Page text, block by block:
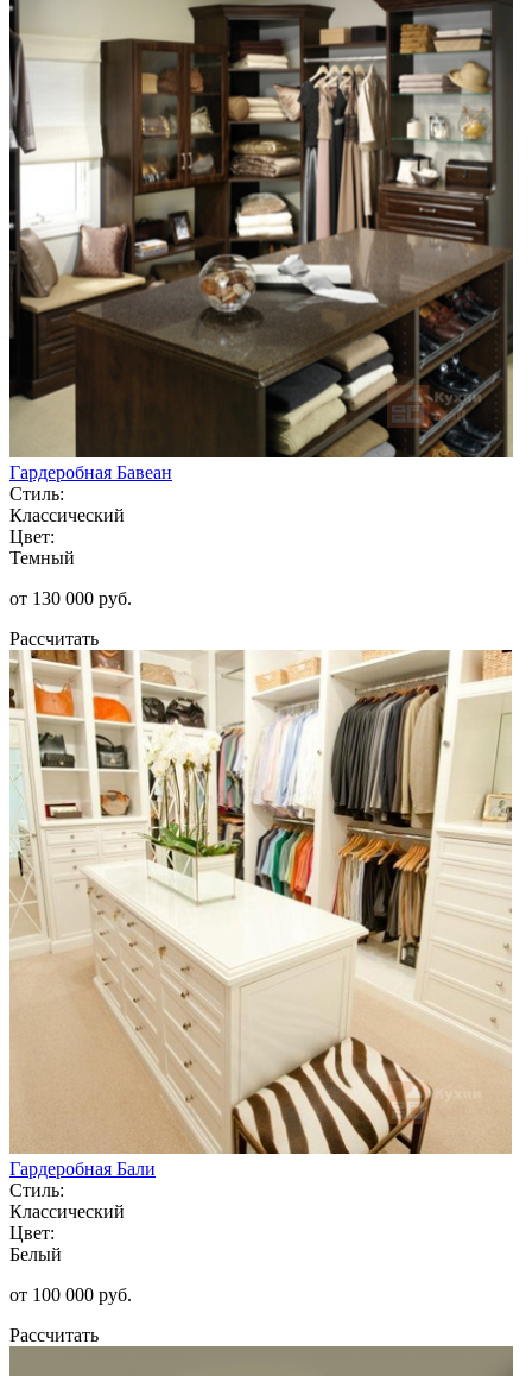
Гардеробная Бавеан
Стиль:
Классический
Цвет:
Темный
от 130 000 руб.
Рассчитать
Гардеробная Бали
Стиль:
Классический
Цвет:
Белый
от 100 000 руб.
Рассчитать